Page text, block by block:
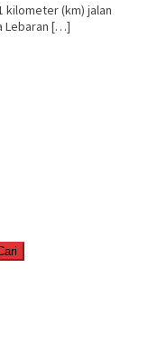
kilometer (km) jalan
Lebaran […]